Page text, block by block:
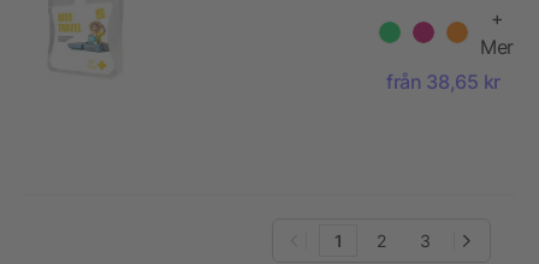
+
Mer
från 38,65 kr
1 2 3